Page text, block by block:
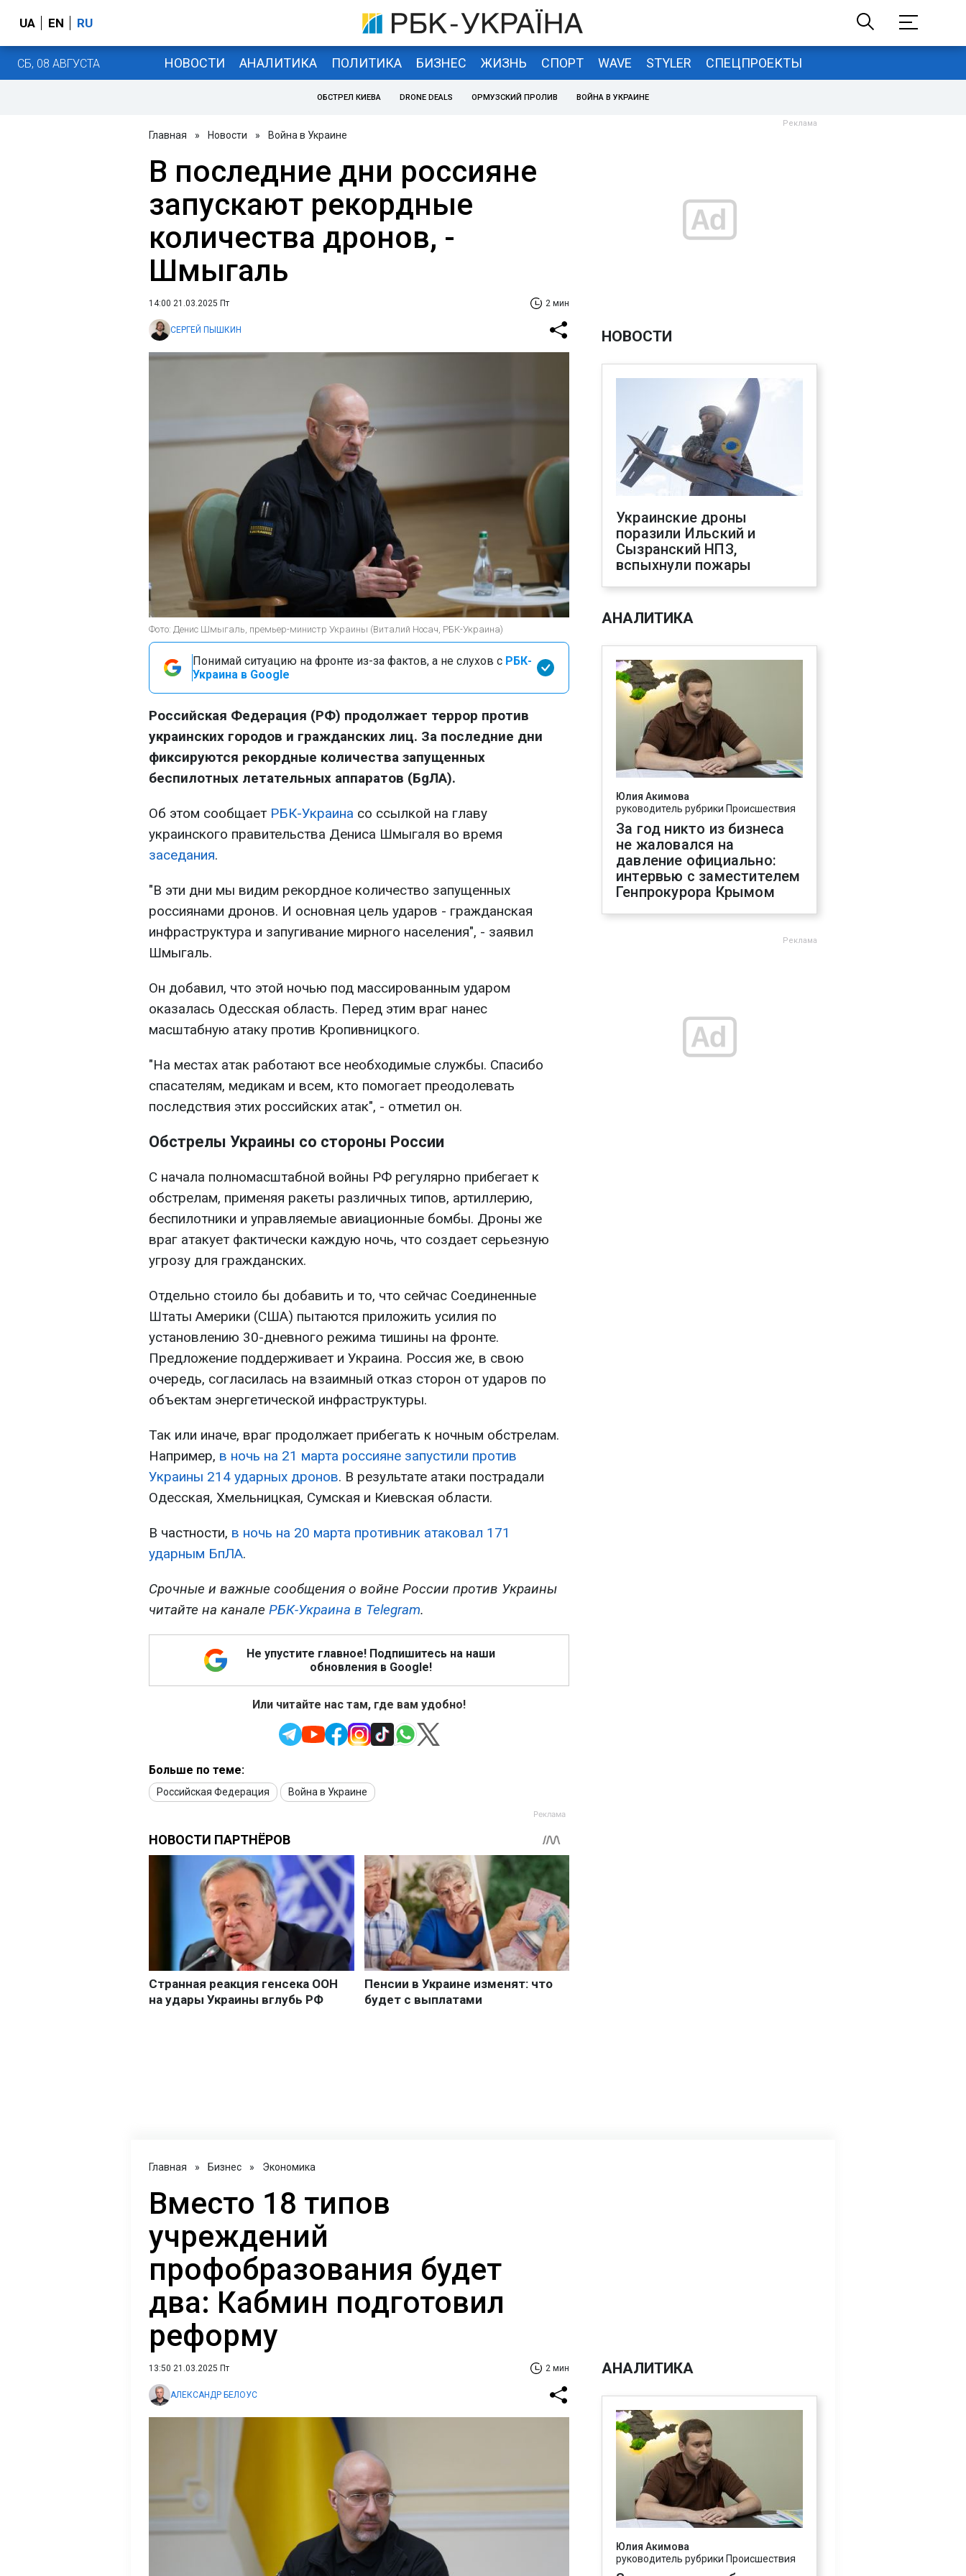
UA EN RU
СБ, 08 АВГУСТА НОВОСТИ АНАЛИТИКА ПОЛИТИКА БИЗНЕС ЖИЗНЬ СПОРТ WAVE STYLER СПЕЦПРОЕКТЫ
ОБСТРЕЛ КИЕВА DRONE DEALS ОРМУЗСКИЙ ПРОЛИВ ВОЙНА В УКРАИНЕ
Главная » Новости » Война в Украине
В последние дни россияне
запускают рекордные
количества дронов, -
Шмыгаль
14:00 21.03.2025 Пт 2 мин
СЕРГЕЙ ПЫШКИН
Фото: Денис Шмыгаль, премьер-министр Украины (Виталий Носач, РБК-Украина)
Понимай ситуацию на фронте из-за фактов, а не слухов с РБК-
Украина в Google
Российская Федерация (РФ) продолжает террор против
украинских городов и гражданских лиц. За последние дни
фиксируются рекордные количества запущенных
беспилотных летательных аппаратов (БgЛА).
Об этом сообщает РБК-Украина со ссылкой на главу
украинского правительства Дениса Шмыгаля во время
заседания.
"В эти дни мы видим рекордное количество запущенных
россиянами дронов. И основная цель ударов - гражданская
инфраструктура и запугивание мирного населения", - заявил
Шмыгаль.
Он добавил, что этой ночью под массированным ударом
оказалась Одесская область. Перед этим враг нанес
масштабную атаку против Кропивницкого.
"На местах атак работают все необходимые службы. Спасибо
спасателям, медикам и всем, кто помогает преодолевать
последствия этих российских атак", - отметил он.
Обстрелы Украины со стороны России
С начала полномасштабной войны РФ регулярно прибегает к
обстрелам, применяя ракеты различных типов, артиллерию,
беспилотники и управляемые авиационные бомбы. Дроны же
враг атакует фактически каждую ночь, что создает серьезную
угрозу для гражданских.
Отдельно стоило бы добавить и то, что сейчас Соединенные
Штаты Америки (США) пытаются приложить усилия по
установлению 30-дневного режима тишины на фронте.
Предложение поддерживает и Украина. Россия же, в свою
очередь, согласилась на взаимный отказ сторон от ударов по
объектам энергетической инфраструктуры.
Так или иначе, враг продолжает прибегать к ночным обстрелам.
Например, в ночь на 21 марта россияне запустили против
Украины 214 ударных дронов. В результате атаки пострадали
Одесская, Хмельницкая, Сумская и Киевская области.
В частности, в ночь на 20 марта противник атаковал 171
ударным БпЛА.
Срочные и важные сообщения о войне России против Украины
читайте на канале РБК-Украина в Telegram.
Не упустите главное! Подпишитесь на наши
обновления в Google!
Или читайте нас там, где вам удобно!
Больше по теме:
Российская Федерация Война в Украине
НОВОСТИ
Украинские дроны
поразили Ильский и
Сызранский НПЗ,
вспыхнули пожары
АНАЛИТИКА
Юлия Акимова
руководитель рубрики Происшествия
За год никто из бизнеса
не жаловался на
давление официально:
интервью с заместителем
Генпрокурора Крымом
Главная » Бизнес » Экономика
Вместо 18 типов
учреждений
профобразования будет
два: Кабмин подготовил
реформу
13:50 21.03.2025 Пт 2 мин
АЛЕКСАНДР БЕЛОУС
АНАЛИТИКА
Юлия Акимова
руководитель рубрики Происшествия